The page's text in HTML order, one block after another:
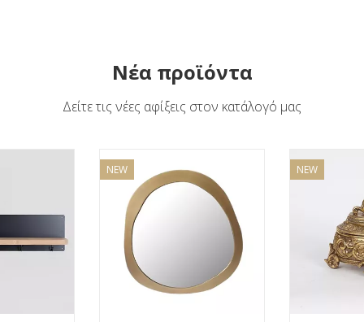
Νέα προϊόντα
Δείτε τις νέες αφίξεις στον κατάλογό μας
NEW NEW